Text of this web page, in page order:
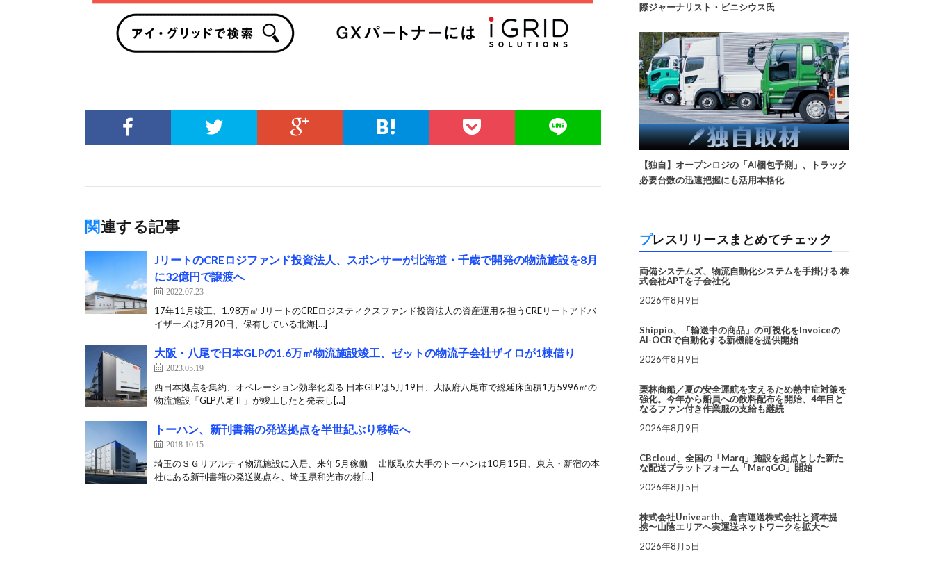
関連する記事
JリートのCREロジファンド投資法人、スポンサーが北海道・千歳で開発の物流施設を8月
に32億円で譲渡へ
2022.07.23
17年11月竣工、1.98万㎡ JリートのCREロジスティクスファンド投資法人の資産運用を担うCREリートアドバ
イザーズは7月20日、保有している北海[…]
大阪・八尾で日本GLPの1.6万㎡物流施設竣工、ゼットの物流子会社ザイロが1棟借り
2023.05.19
西日本拠点を集約、オペレーション効率化図る 日本GLPは5月19日、大阪府八尾市で総延床面積1万5996㎡の
物流施設「GLP八尾Ⅱ」が竣工したと発表し[…]
トーハン、新刊書籍の発送拠点を半世紀ぶり移転へ
2018.10.15
埼玉のＳＧリアルティ物流施設に入居、来年5月稼働 出版取次大手のトーハンは10月15日、東京・新宿の本
社にある新刊書籍の発送拠点を、埼玉県和光市の物[…]
際ジャーナリスト・ビニシウス氏
【独自】オープンロジの「AI梱包予測」、トラック
必要台数の迅速把握にも活用本格化
プレスリリースまとめてチェック
両備システムズ、物流自動化システムを手掛ける 株
式会社APTを子会社化
2026年8月9日
Shippio、「輸送中の商品」の可視化をInvoiceの
AI-OCRで自動化する新機能を提供開始
2026年8月9日
栗林商船／夏の安全運航を支えるため熱中症対策を
強化。今年から船員への飲料配布を開始、4年目と
なるファン付き作業服の支給も継続
2026年8月9日
CBcloud、全国の「Marq」施設を起点とした新た
な配送プラットフォーム「MarqGO」開始
2026年8月5日
株式会社Univearth、倉吉運送株式会社と資本提
携〜山陰エリアへ実運送ネットワークを拡大〜
2026年8月5日